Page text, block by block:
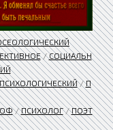
/СОЦИАЛЬН
/П
/ПСИХОЛОГ/ПОЭТ